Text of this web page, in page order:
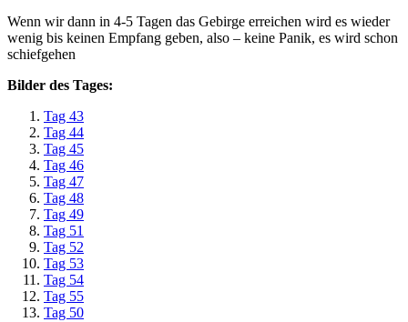
Wenn wir dann in 4-5 Tagen das Gebirge erreichen wird es wieder
wenig bis keinen Empfang geben, also – keine Panik, es wird schon
schiefgehen
Bilder des Tages:
Tag 43
Tag 44
Tag 45
Tag 46
Tag 47
Tag 48
Tag 49
Tag 51
Tag 52
Tag 53
Tag 54
Tag 55
Tag 50